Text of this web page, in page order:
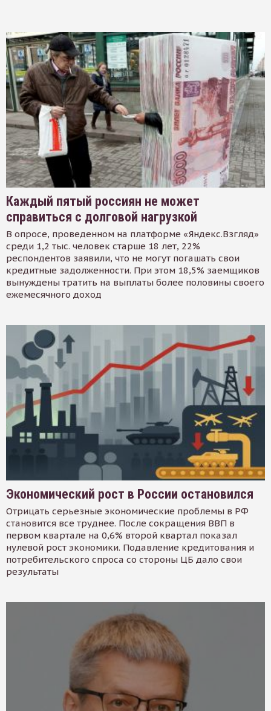
Каждый пятый россиян не может
справиться с долговой нагрузкой
В опросе, проведенном на платформе «Яндекс.Взгляд»
среди 1,2 тыс. человек старше 18 лет, 22%
респондентов заявили, что не могут погашать свои
кредитные задолженности. При этом 18,5% заемщиков
вынуждены тратить на выплаты более половины своего
ежемесячного доход
Экономический рост в России остановился
Отрицать серьезные экономические проблемы в РФ
становится все труднее. После сокращения ВВП в
первом квартале на 0,6% второй квартал показал
нулевой рост экономики. Подавление кредитования и
потребительского спроса со стороны ЦБ дало свои
результаты